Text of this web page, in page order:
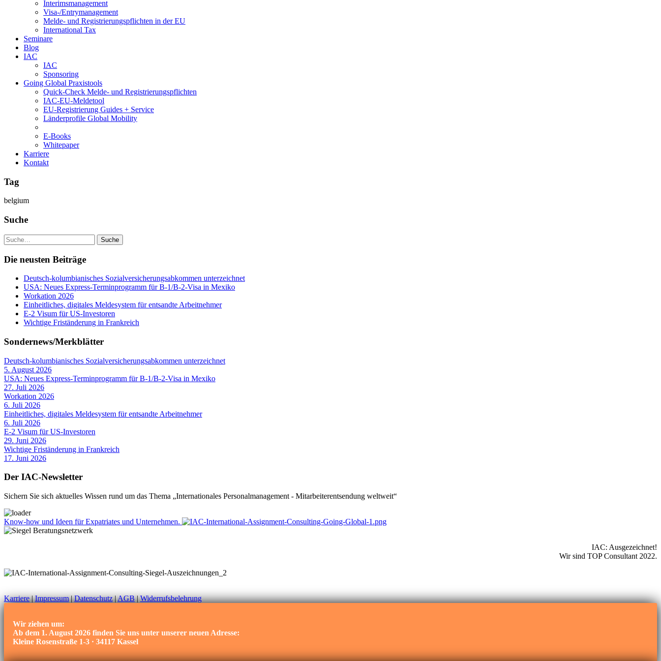
Interimsmanagement
Visa-/Entrymanagement
Melde- und Registrierungspflichten in der EU
International Tax
Seminare
Blog
IAC
IAC
Sponsoring
Going Global Praxistools
Quick-Check Melde- und Registrierungspflichten
IAC-EU-Meldetool
EU-Registrierung Guides + Service
Länderprofile Global Mobility
E-Books
Whitepaper
Karriere
Kontakt
Tag
belgium
Suche
Die neusten Beiträge
Deutsch-kolumbianisches Sozialversicherungsabkommen unterzeichnet
USA: Neues Express-Terminprogramm für B-1/B-2-Visa in Mexiko
Workation 2026
Einheitliches, digitales Meldesystem für entsandte Arbeitnehmer
E-2 Visum für US-Investoren
Wichtige Friständerung in Frankreich
Sondernews/Merkblätter
Deutsch-kolumbianisches Sozialversicherungsabkommen unterzeichnet
5. August 2026
USA: Neues Express-Terminprogramm für B-1/B-2-Visa in Mexiko
27. Juli 2026
Workation 2026
6. Juli 2026
Einheitliches, digitales Meldesystem für entsandte Arbeitnehmer
6. Juli 2026
E-2 Visum für US-Investoren
29. Juni 2026
Wichtige Friständerung in Frankreich
17. Juni 2026
Der IAC-Newsletter
Sichern Sie sich aktuelles Wissen rund um das Thema „Internationales Personalmanagement - Mitarbeiterentsendung weltweit“
Know-how und Ideen für Expatriates und Unternehmen.
IAC: Ausgezeichnet!
Wir sind TOP Consultant 2022.
Karriere|Impressum|Datenschutz|AGB|Widerrufsbelehrung
Wir ziehen um:
Ab dem 1. August 2026 finden Sie uns unter unserer neuen Adresse:
Kleine Rosenstraße 1-3 · 34117 Kassel